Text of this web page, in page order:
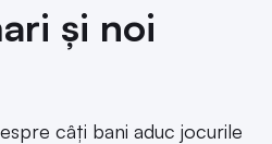
și noi
câți bani aduc jocurile